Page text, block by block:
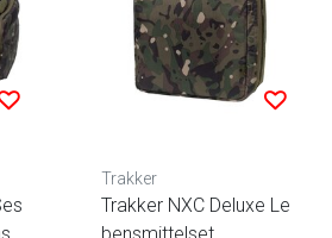
Trakker
Trakker NXC Deluxe Le